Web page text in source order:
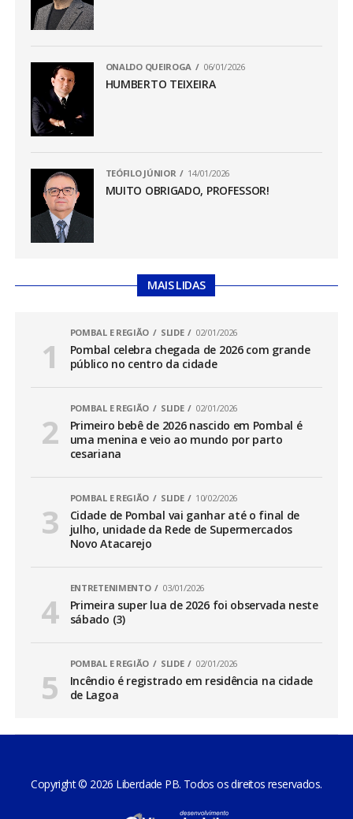
ONALDO QUEIROGA 06/01/2026
HUMBERTO TEIXEIRA
TEÓFILO JÚNIOR 14/01/2026
MUITO OBRIGADO, PROFESSOR!
MAIS LIDAS
POMBAL E REGIÃO SLIDE 02/01/2026
Pombal celebra chegada de 2026 com grande
público no centro da cidade
POMBAL E REGIÃO SLIDE 02/01/2026
Primeiro bebê de 2026 nascido em Pombal é
uma menina e veio ao mundo por parto
cesariana
POMBAL E REGIÃO SLIDE 10/02/2026
Cidade de Pombal vai ganhar até o final de
julho, unidade da Rede de Supermercados
Novo Atacarejo
ENTRETENIMENTO 03/01/2026
Primeira super lua de 2026 foi observada neste
sábado (3)
POMBAL E REGIÃO SLIDE 02/01/2026
Incêndio é registrado em residência na cidade
de Lagoa
Copyright © 2026 Liberdade PB. Todos os direitos reservados.